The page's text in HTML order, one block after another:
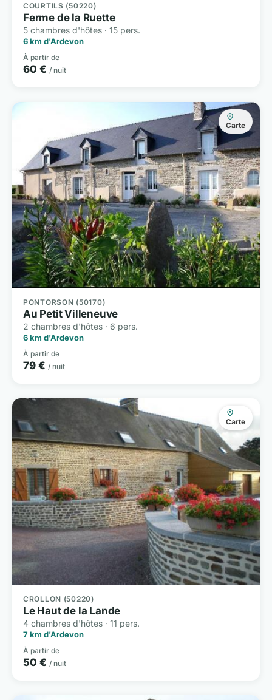
COURTILS (50220)
Ferme de la Ruette
5 chambres d'hôtes · 15 pers.
6 km d'Ardevon
À partir de
60 € / nuit
Carte
PONTORSON (50170)
Au Petit Villeneuve
2 chambres d'hôtes · 6 pers.
6 km d'Ardevon
À partir de
79 € / nuit
Carte
CROLLON (50220)
Le Haut de la Lande
4 chambres d'hôtes · 11 pers.
7 km d'Ardevon
À partir de
50 € / nuit